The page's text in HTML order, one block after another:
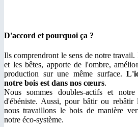
D'accord et pourquoi ça ?
Ils comprendront le sens de notre
et les bêtes, apporte de l'ombre,
production sur une même surface.
notre bois est dans nos cœurs.
Nous sommes doubles-actifs et
d'ébéniste. Aussi, pour bâtir ou rebâtir
nous travaillons le bois de manière
notre éco-système.